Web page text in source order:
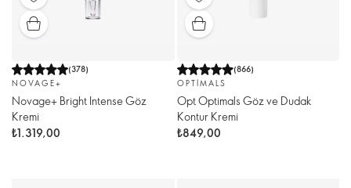
(378)
NOVAGE+
Novage+ Bright Intense Göz
Kremi
₺1.319,00
(866)
OPTIMALS
Opt Optimals Göz ve Dudak
Kontur Kremi
₺849,00